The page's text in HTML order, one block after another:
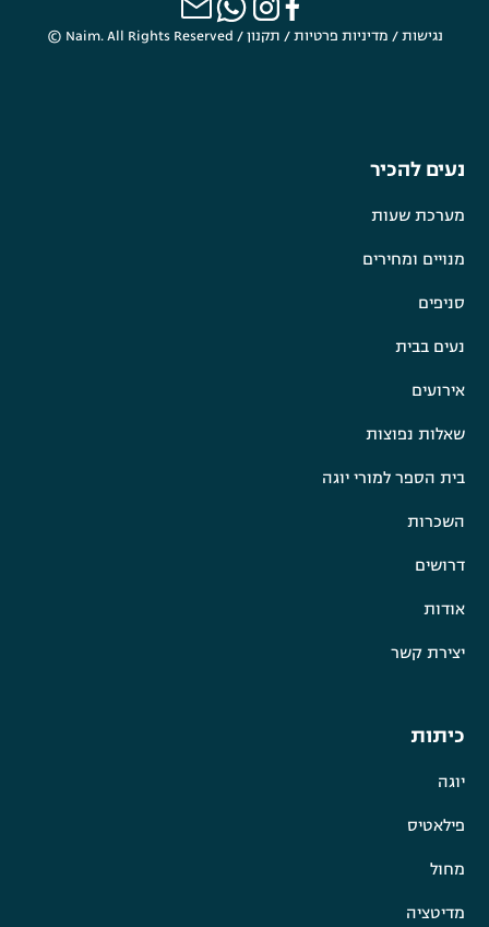
© Naim. All Rights Reserved / נגישות/ מדיניות פרטיות/ תקנון
נעים להכיר
מערכת שעות
מנויים ומחירים
סניפים
נעים בבית
אירועים
שאלות נפוצות
בית הספר למורי יוגה
השכרות
דרושים
אודות
יצירת קשר
כיתות
יוגה
פילאטיס
מחול
מדיטציה